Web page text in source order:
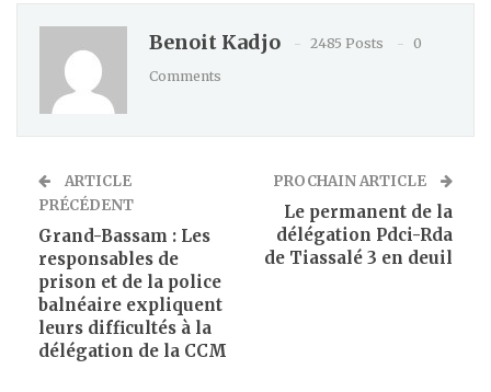
Benoit Kadjo 2485 Posts
0
Comments
ARTICLE
PRÉCÉDENT
Grand-Bassam : Les
responsables de
prison et de la police
balnéaire expliquent
leurs difficultés à la
délégation de la CCM
PROCHAIN ARTICLE
Le permanent de la
délégation Pdci-Rda
de Tiassalé 3 en deuil